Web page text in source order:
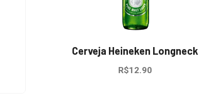
Cerveja Heineken Longneck
R$12.90